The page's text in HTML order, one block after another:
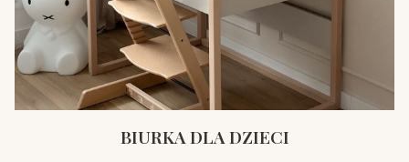
BIURKA DLA DZIECI